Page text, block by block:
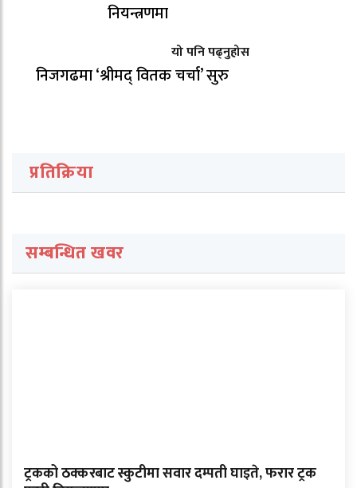
नियन्त्रणमा
यो पनि पढ्नुहोस
निजगढमा ‘श्रीमद् वितक चर्चा’ सुरु
प्रतिक्रिया
सम्बन्धित खवर
ट्रकको ठक्करबाट स्कुटीमा सवार दम्पती घाइते, फरार ट्रक